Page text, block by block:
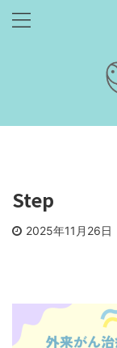
Step
2025年11月26日